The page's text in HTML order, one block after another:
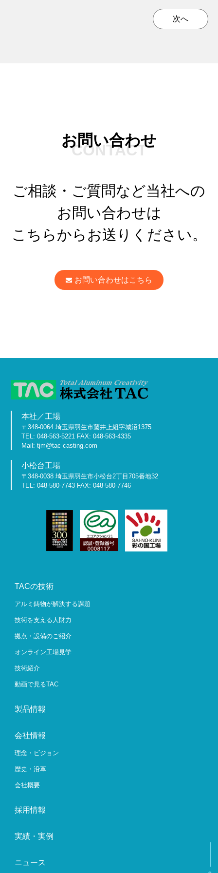
次へ
お問い合わせ
CONTACT
ご相談・ご質問など当社への
お問い合わせは
こちらからお送りください。
お問い合わせはこちら
本社／工場
〒348-0064 埼玉県羽生市藤井上組字城沼1375
TEL: 048-563-5221 FAX: 048-563-4335
Mail: tjm@tac-casting.com
小松台工場
〒348-0038 埼玉県羽生市小松台2丁目705番地32
TEL: 048-580-7743 FAX: 048-580-7746
TACの技術
アルミ鋳物が解決する課題
技術を支える人財力
拠点・設備のご紹介
オンライン工場見学
技術紹介
動画で見るTAC
製品情報
会社情報
理念・ビジョン
歴史・沿革
会社概要
採用情報
実績・実例
ニュース